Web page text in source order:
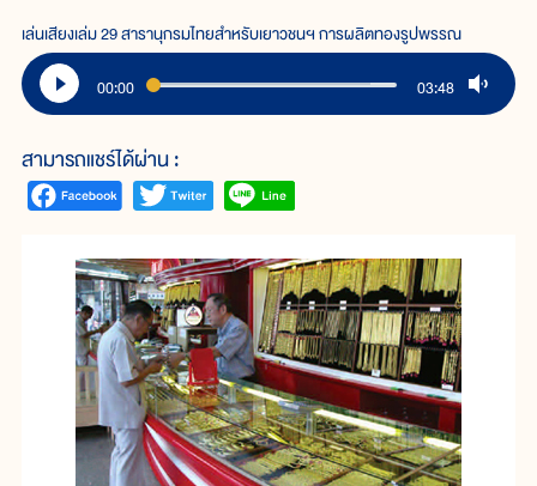
เล่นเสียงเล่ม 29 สารานุกรมไทยสำหรับเยาวชนฯ การผลิตทองรูปพรรณ
00:00 03:48
สามารถแชร์ได้ผ่าน :